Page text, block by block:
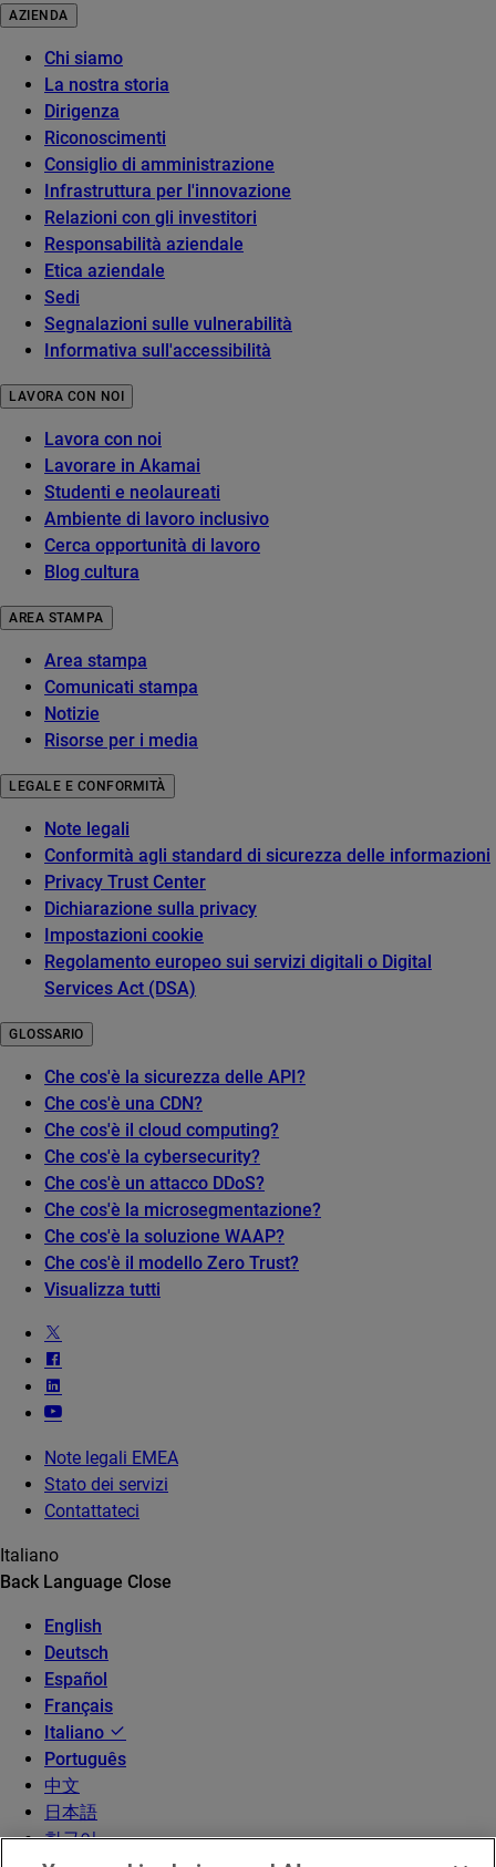
AZIENDA
Chi siamo
La nostra storia
Dirigenza
Riconoscimenti
Consiglio di amministrazione
Infrastruttura per l'innovazione
Relazioni con gli investitori
Responsabilità aziendale
Etica aziendale
Sedi
Segnalazioni sulle vulnerabilità
Informativa sull'accessibilità
LAVORA CON NOI
Lavora con noi
Lavorare in Akamai
Studenti e neolaureati
Ambiente di lavoro inclusivo
Cerca opportunità di lavoro
Blog cultura
AREA STAMPA
Area stampa
Comunicati stampa
Notizie
Risorse per i media
LEGALE E CONFORMITÀ
Note legali
Conformità agli standard di sicurezza delle informazioni
Privacy Trust Center
Dichiarazione sulla privacy
Impostazioni cookie
Regolamento europeo sui servizi digitali o Digital
Services Act (DSA)
GLOSSARIO
Che cos'è la sicurezza delle API?
Che cos'è una CDN?
Che cos'è il cloud computing?
Che cos'è la cybersecurity?
Che cos'è un attacco DDoS?
Che cos'è la microsegmentazione?
Che cos'è la soluzione WAAP?
Che cos'è il modello Zero Trust?
Visualizza tutti
Note legali EMEA
Stato dei servizi
Contattateci
Italiano
Back Language Close
English
Deutsch
Español
Français
Italiano
Português
中文
日本語
한국어